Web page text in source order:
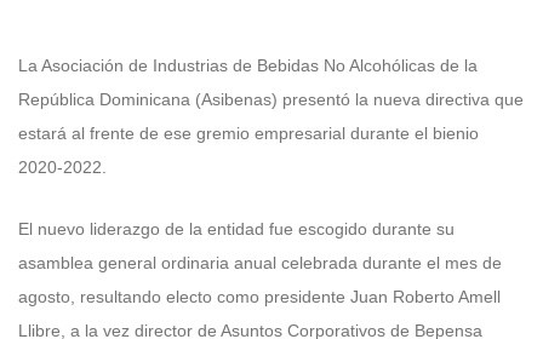
La Asociación de Industrias de Bebidas No Alcohólicas de la
República Dominicana (Asibenas) presentó la nueva directiva que
estará al frente de ese gremio empresarial durante el bienio
2020-2022.
El nuevo liderazgo de la entidad fue escogido durante su
asamblea general ordinaria anual celebrada durante el mes de
agosto, resultando electo como presidente Juan Roberto Amell
Llibre, a la vez director de Asuntos Corporativos de Bepensa